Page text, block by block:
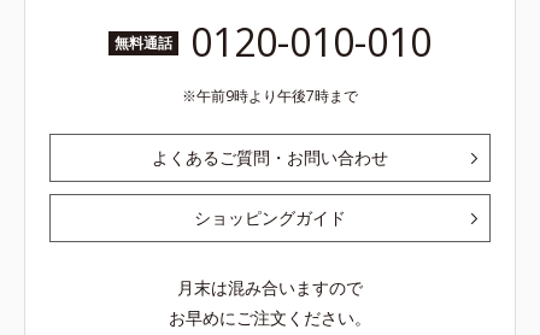
無料通話 0120-010-010
午前9時より午後7時まで
よくあるご質問・お問い合わせ
ショッピングガイド
月末は混み合いますので
お早めにご注文ください。